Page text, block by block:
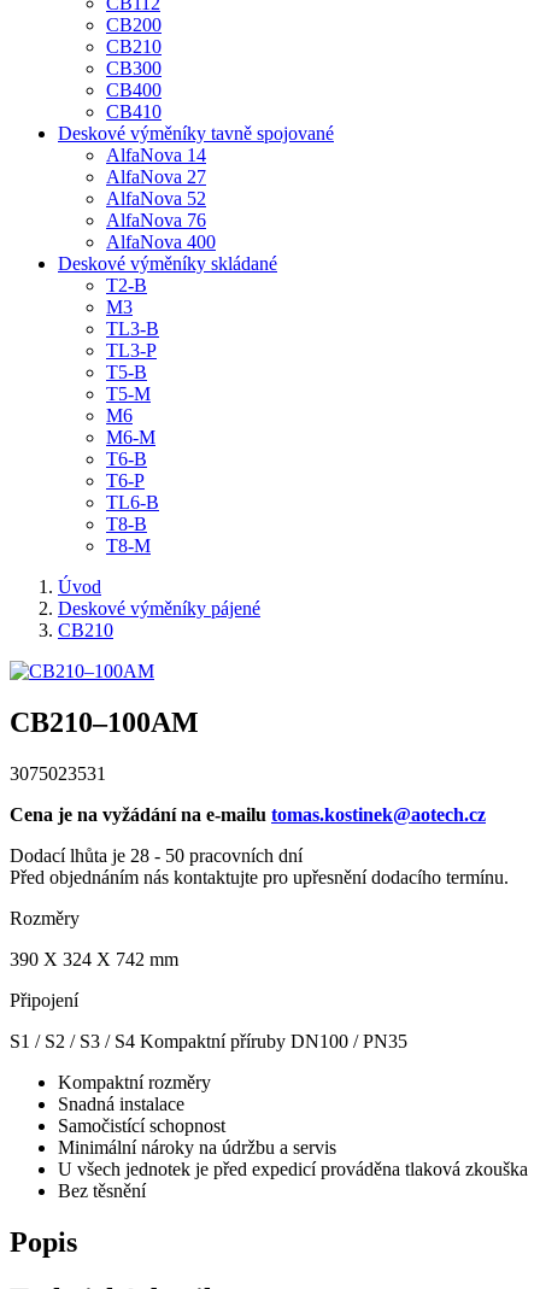
CB200
CB210
CB300
CB400
CB410
Deskové výměníky tavně spojované
AlfaNova 14
AlfaNova 27
AlfaNova 52
AlfaNova 76
AlfaNova 400
Deskové výměníky skládané
T2-B
M3
TL3-B
TL3-P
T5-B
T5-M
M6
M6-M
T6-B
T6-P
TL6-B
T8-B
T8-M
Úvod
Deskové výměníky pájené
CB210
CB210–100AM
3075023531
Cena je na vyžádání na e-mailu tomas.kostinek@aotech.cz
Dodací lhůta je 28 - 50 pracovních dní
Před objednáním nás kontaktujte pro upřesnění dodacího termínu.
Rozměry
390 X 324 X 742 mm
Připojení
S1 / S2 / S3 / S4 Kompaktní příruby DN100 / PN35
Kompaktní rozměry
Snadná instalace
Samočistící schopnost
Minimální nároky na údržbu a servis
U všech jednotek je před expedicí prováděna tlaková zkouška
Bez těsnění
Popis